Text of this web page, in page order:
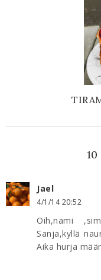
Jael
4/1/14 20:52
Oih,nami
Sanja,kyllä
Aika hurja